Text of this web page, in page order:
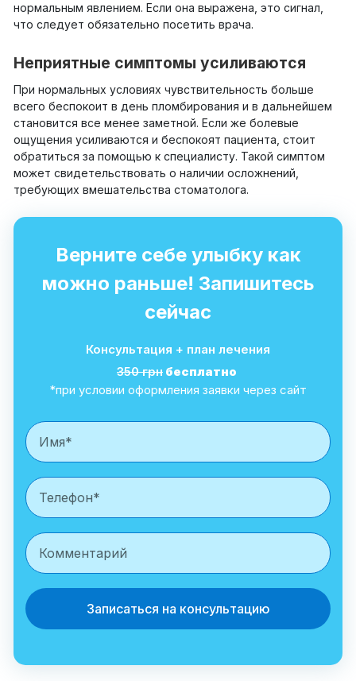
нормальным явлением. Если она выражена, это сигнал,
что следует обязательно посетить врача.
Неприятные симптомы усиливаются
При нормальных условиях чувствительность больше
всего беспокоит в день пломбирования и в дальнейшем
становится все менее заметной. Если же болевые
ощущения усиливаются и беспокоят пациента, стоит
обратиться за помощью к специалисту. Такой симптом
может свидетельствовать о наличии осложнений,
требующих вмешательства стоматолога.
Верните себе улыбку как
можно раньше! Запишитесь
сейчас
Консультация + план лечения
350 грн бесплатно
*при условии оформления заявки через сайт
Записаться на консультацию